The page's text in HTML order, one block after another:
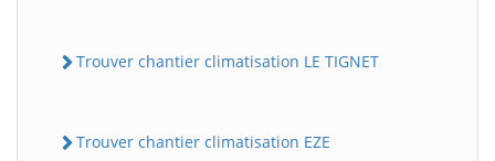
Trouver chantier climatisation LE TIGNET
Trouver chantier climatisation EZE